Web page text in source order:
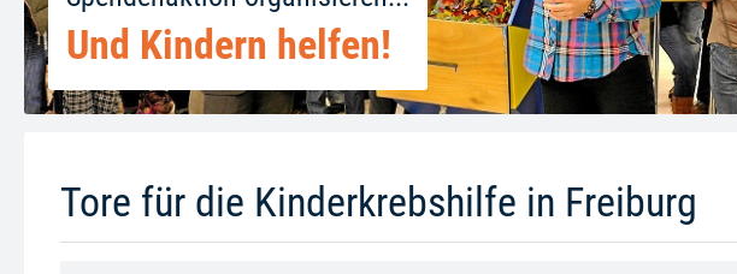
Und Kindern helfen!
Tore für die Kinderkrebshilfe in Freiburg